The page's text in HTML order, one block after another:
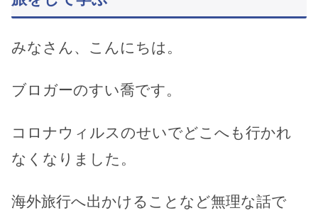
みなさん、こんにちは。
ブロガーのすい喬です。
コロナウィルスのせいでどこへも行かれ
なくなりました。
海外旅行へ出かけることなど無理な話で